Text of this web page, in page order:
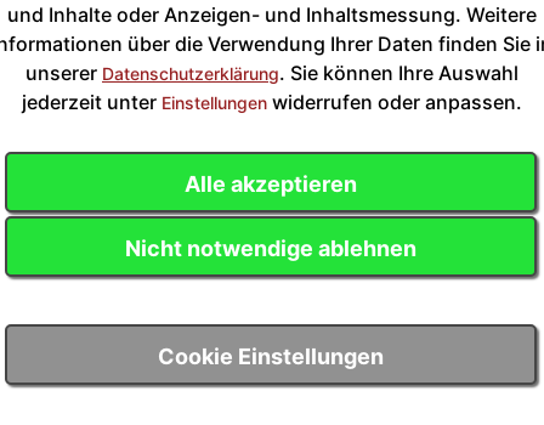
und Inhalte oder Anzeigen- und Inhaltsmessung. Weitere
über die Verwendung Ihrer Daten finden Sie
unserer Datenschutzerklärung. Sie können Ihre Auswahl
jederzeit unter Einstellungen widerrufen oder anpassen.
Alle akzeptieren
Nicht notwendige ablehnen
Cookie Einstellungen